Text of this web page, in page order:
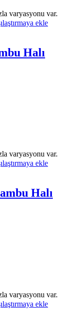
varyasyonu var.
ekle
Halı
varyasyonu var.
ekle
Halı
varyasyonu var.
ekle